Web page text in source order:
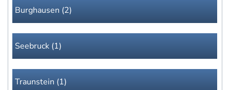
Burghausen (2)
Seebruck (1)
Traunstein (1)